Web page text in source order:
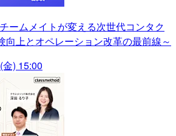
ームメイトが変える次世代コンタク
向上とオペレーション改革の最前線～
) 15:00